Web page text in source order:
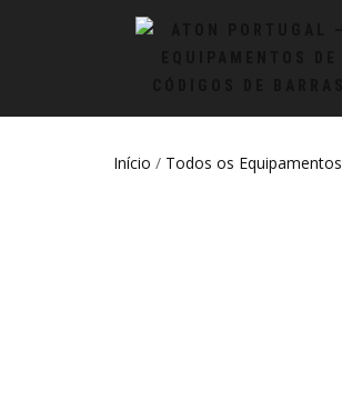
Início / Todos os Equipamentos